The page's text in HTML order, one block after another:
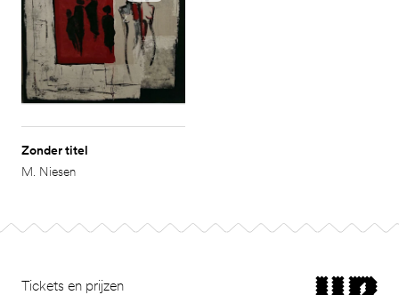
Zonder titel
M. Niesen
Tickets en prijzen museum van